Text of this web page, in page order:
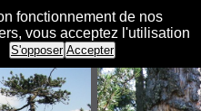
fonctionnement de nos
vous acceptez l'utilisation
S'opposer Accepter